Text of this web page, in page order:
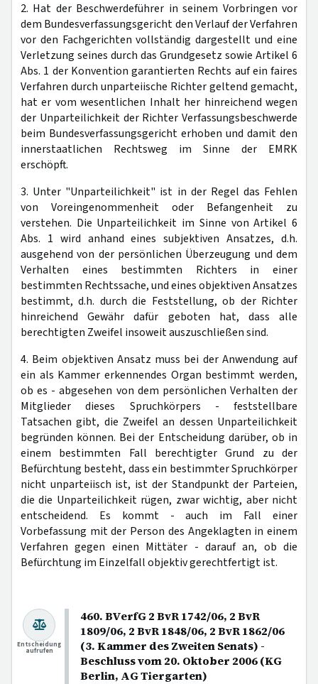
2. Hat der Beschwerdeführer in seinem Vorbringen vor
dem Bundesverfassungsgericht den Verlauf der Verfahren
vor den Fachgerichten vollständig dargestellt und eine
Verletzung seines durch das Grundgesetz sowie Artikel 6
Abs. 1 der Konvention garantierten Rechts auf ein faires
Verfahren durch unparteiische Richter geltend gemacht,
hat er vom wesentlichen Inhalt her hinreichend wegen
der Unparteilichkeit der Richter Verfassungsbeschwerde
beim Bundesverfassungsgericht erhoben und damit den
innerstaatlichen Rechtsweg im Sinne der EMRK
erschöpft.
3. Unter "Unparteilichkeit" ist in der Regel das Fehlen
von Voreingenommenheit oder Befangenheit zu
verstehen. Die Unparteilichkeit im Sinne von Artikel 6
Abs. 1 wird anhand eines subjektiven Ansatzes, d.h.
ausgehend von der persönlichen Überzeugung und dem
Verhalten eines bestimmten Richters in einer
bestimmten Rechtssache, und eines objektiven Ansatzes
bestimmt, d.h. durch die Feststellung, ob der Richter
hinreichend Gewähr dafür geboten hat, dass alle
berechtigten Zweifel insoweit auszuschließen sind.
4. Beim objektiven Ansatz muss bei der Anwendung auf
ein als Kammer erkennendes Organ bestimmt werden,
ob es - abgesehen von dem persönlichen Verhalten der
Mitglieder dieses Spruchkörpers - feststellbare
Tatsachen gibt, die Zweifel an dessen Unparteilichkeit
begründen können. Bei der Entscheidung darüber, ob in
einem bestimmten Fall berechtigter Grund zu der
Befürchtung besteht, dass ein bestimmter Spruchkörper
nicht unparteiisch ist, ist der Standpunkt der Parteien,
die die Unparteilichkeit rügen, zwar wichtig, aber nicht
entscheidend. Es kommt - auch im Fall einer
Vorbefassung mit der Person des Angeklagten in einem
Verfahren gegen einen Mittäter - darauf an, ob die
Befürchtung im Einzelfall objektiv gerechtfertigt ist.
460. BVerfG 2 BvR 1742/06, 2 BvR
1809/06, 2 BvR 1848/06, 2 BvR 1862/06
(3. Kammer des Zweiten Senats) -
Beschluss vom 20. Oktober 2006 (KG
Berlin, AG Tiergarten)
Entscheidung
aufrufen